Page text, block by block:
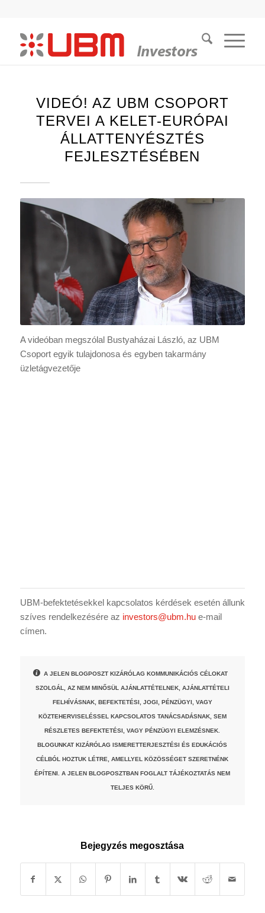
VIDEÓ! AZ UBM CSOPORT
TERVEI A KELET-EURÓPAI
ÁLLATTENYÉSZTÉS
FEJLESZTÉSÉBEN
A videóban megszólal Bustyaházai László, az UBM
Csoport egyik tulajdonosa és egyben takarmány
üzletágvezetője
UBM-befektetésekkel kapcsolatos kérdések esetén állunk
szíves rendelkezésére az investors@ubm.hue-mail
címen.
A JELEN BLOGPOSZT KIZÁRÓLAG KOMMUNIKÁCIÓS CÉLOKAT
SZOLGÁL, AZ NEM MINŐSÜL AJÁNLATTÉTELNEK, AJÁNLATTÉTELI
FELHÍVÁSNAK, BEFEKTETÉSI, JOGI, PÉNZÜGYI, VAGY
KÖZTEHERVISELÉSSEL KAPCSOLATOS TANÁCSADÁSNAK, SEM
RÉSZLETES BEFEKTETÉSI, VAGY PÉNZÜGYI ELEMZÉSNEK.
BLOGUNKAT KIZÁRÓLAG ISMERETTERJESZTÉSI ÉS EDUKÁCIÓS
CÉLBÓL HOZTUK LÉTRE, AMELLYEL KÖZÖSSÉGET SZERETNÉNK
ÉPÍTENI. A JELEN BLOGPOSZTBAN FOGLALT TÁJÉKOZTATÁS NEM
TELJES KÖRŰ.
Bejegyzés megosztása